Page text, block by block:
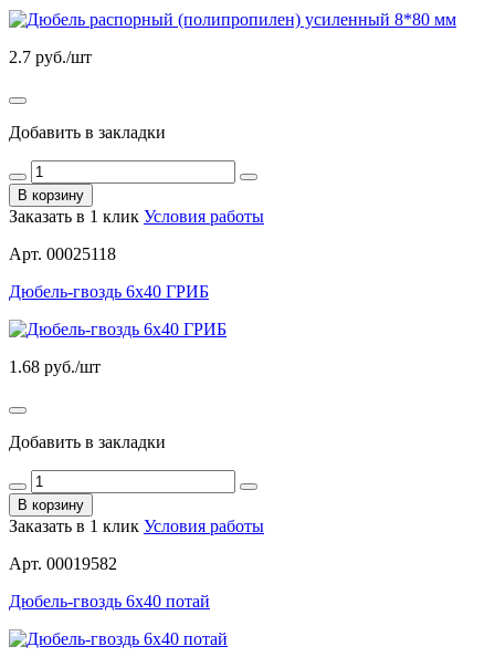
2.7 руб./шт
Добавить в закладки
В корзину
Заказать в 1 клик Условия работы
Арт. 00025118
Дюбель-гвоздь 6х40 ГРИБ
1.68 руб./шт
Добавить в закладки
В корзину
Заказать в 1 клик Условия работы
Арт. 00019582
Дюбель-гвоздь 6х40 потай